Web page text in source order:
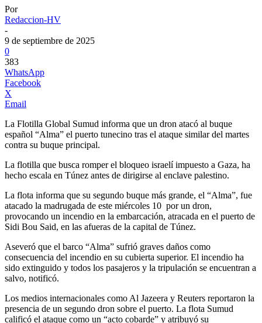
Por
Redaccion-HV
-
9 de septiembre de 2025
0
383
WhatsApp
Facebook
X
Email
La Flotilla Global Sumud informa que un dron atacó al buque
español “Alma” el puerto tunecino tras el ataque similar del martes
contra su buque principal.
La flotilla que busca romper el bloqueo israelí impuesto a Gaza, ha
hecho escala en Túnez antes de dirigirse al enclave palestino.
La flota informa que su segundo buque más grande, el “Alma”, fue
atacado la madrugada de este miércoles 10 por un dron,
provocando un incendio en la embarcación, atracada en el puerto de
Sidi Bou Said, en las afueras de la capital de Túnez.
Aseveró que el barco “Alma” sufrió graves daños como
consecuencia del incendio en su cubierta superior. El incendio ha
sido extinguido y todos los pasajeros y la tripulación se encuentran a
salvo, notificó.
Los medios internacionales como Al Jazeera y Reuters reportaron la
presencia de un segundo dron sobre el puerto. La flota Sumud
calificó el ataque como un “acto cobarde” y atribuyó su